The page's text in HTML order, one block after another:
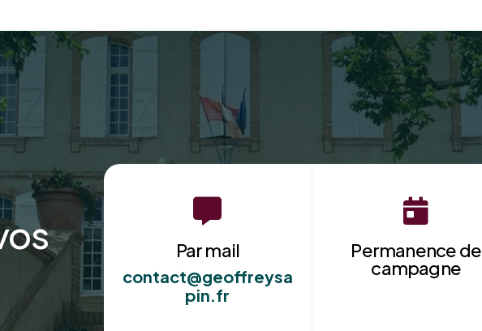

Par mail
contact@geoffreysa
pin.fr

Permanence de
campagne